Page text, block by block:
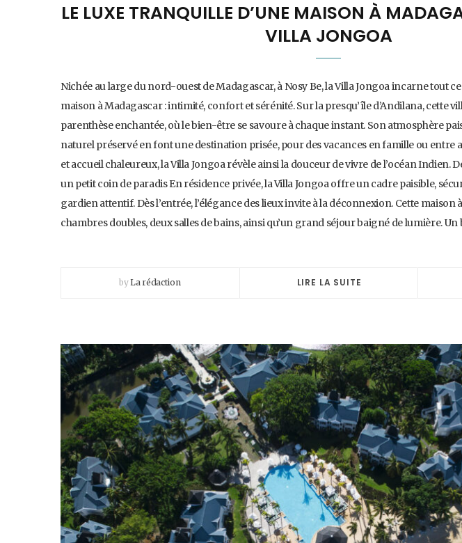
LE LUXE TRANQUILLE D’UNE MAISON À
VILLA JONGOA
Nichée au large du nord-ouest de Madagascar, à Nosy Be, la Villa Jongoa incarne tout
maison à Madagascar : intimité, confort et sérénité. Sur la presqu’île d’Andilana, cette
parenthèse enchantée, où le bien-être se savoure à chaque instant. Son atmosphère
naturel préservé en font une destination prisée, pour des vacances en famille ou entre
et accueil chaleureux, la Villa Jongoa révèle ainsi la douceur de vivre de l’océan Indien.
un petit coin de paradis En résidence privée, la Villa Jongoa offre un cadre paisible,
gardien attentif. Dès l’entrée, l’élégance des lieux invite à la déconnexion. Cette
chambres doubles, deux salles de bains, ainsi qu’un grand séjour baigné de lumière.
byLa rédaction LIRE LA SUITE